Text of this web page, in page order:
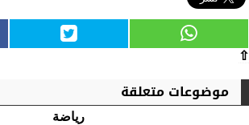
⇧
موضوعات متعلقة
رياضة